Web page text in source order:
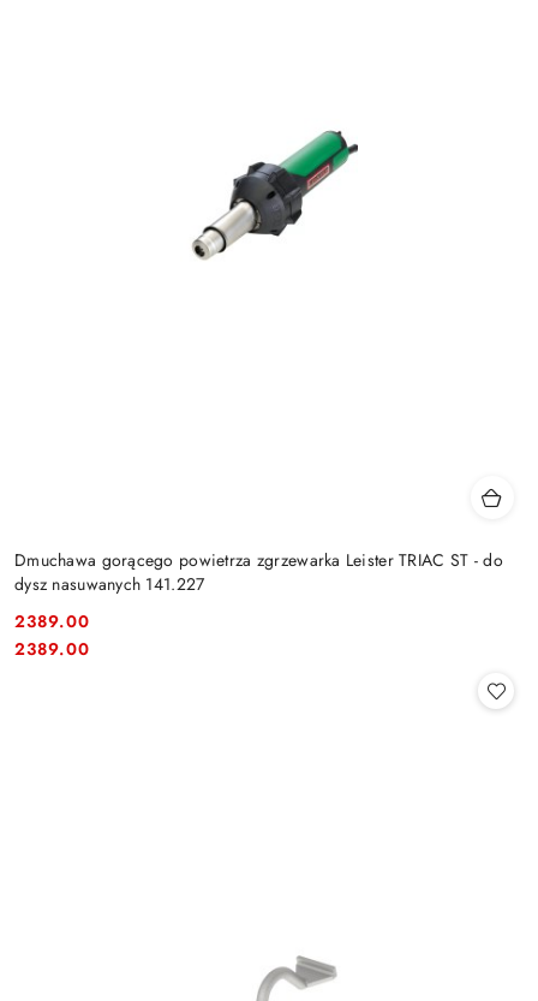
Dmuchawa gorącego powietrza zgrzewarka Leister TRIAC ST - do
dysz nasuwanych 141.227
Cena:
2389.00
Cena:
2389.00